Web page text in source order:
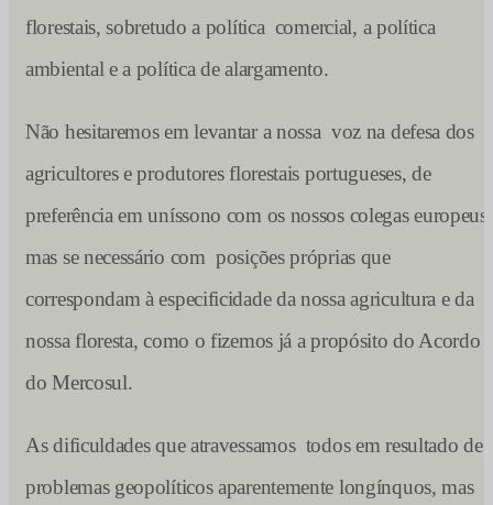
florestais, sobretudo a política comercial, a política
ambiental e a política de alargamento.
Não hesitaremos em levantar a nossa voz na defesa dos
agricultores e produtores florestais portugueses, de
preferência em uníssono com os nossos colegas europeus,
mas se necessário com posições próprias que
correspondam à especificidade da nossa agricultura e da
nossa floresta, como o fizemos já a propósito do Acordo
do Mercosul.
As dificuldades que atravessamos todos em resultado de
problemas geopolíticos aparentemente longínquos, mas